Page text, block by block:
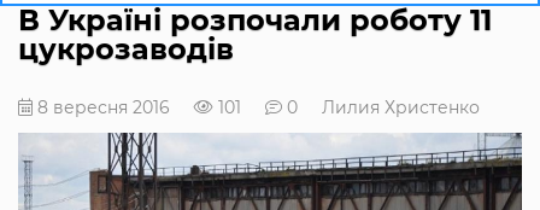
В Україні розпочали роботу 11
цукрозаводів
8 вересня 2016 101 0 Лилия Христенко